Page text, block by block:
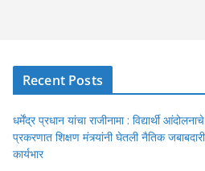
Recent Posts
धर्मेंद्र प्रधान यांचा राजीनामा : विद्यार्थी
प्रकरणात शिक्षण मंत्र्यांनी घेतली नैतिक
कार्यभार